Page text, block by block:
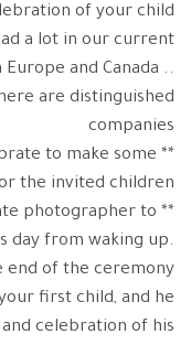
of your child
a lot in our current
and Canada ..
are distinguished
companies
to make some
the invited children
photographer to
day from waking up.
of the ceremony **
first child, and he
celebration of his